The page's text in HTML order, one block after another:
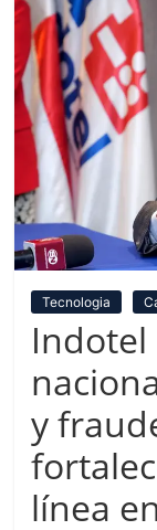
Tecnologia
Indotel
y
línea